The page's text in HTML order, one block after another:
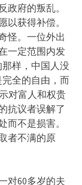
政府的叛乱。
以获得补偿。
怪。一位外出
一定范围内发
样，中国人没
全的自由，而
对富人和权贵
抗议者误解了
而不是损害。
者不满的原
对60多岁的夫